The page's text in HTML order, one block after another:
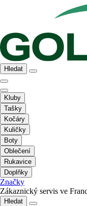
Hledat
Kluby
Tašky
Kočáry
Kuličky
Boty
Oblečení
Rukavice
Doplňky
Značky
Zákaznický servis ve
Hledat